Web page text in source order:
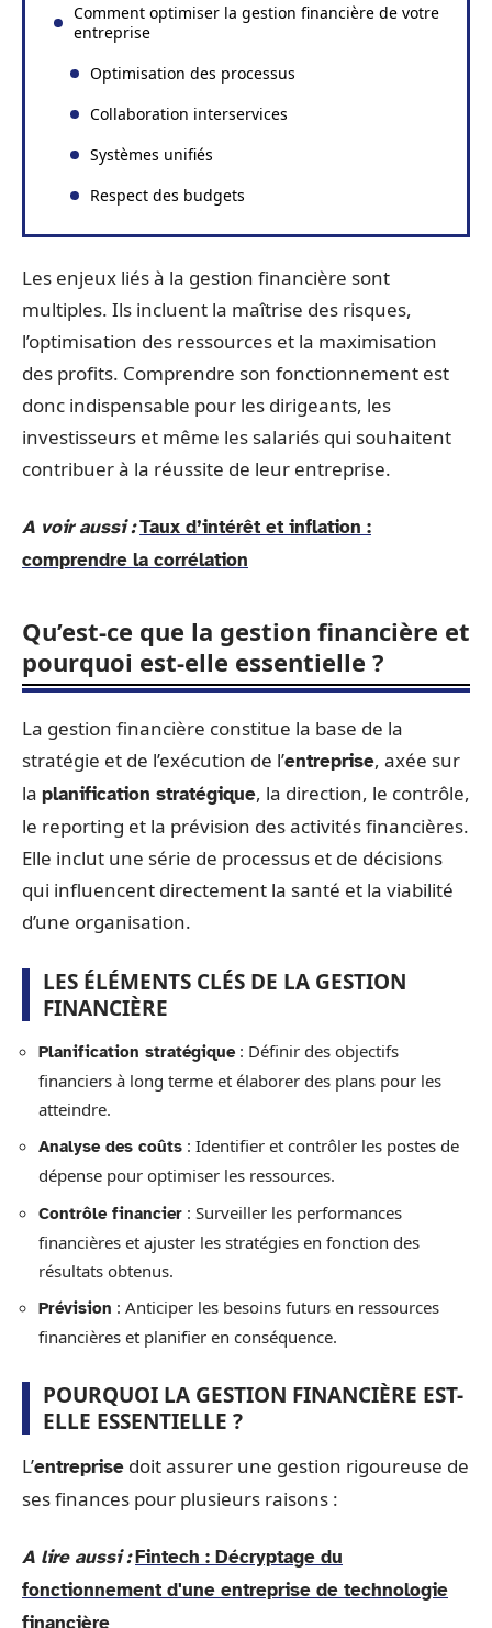
Comment optimiser la gestion financière de votre
entreprise
Optimisation des processus
Collaboration interservices
Systèmes unifiés
Respect des budgets
Les enjeux liés à la gestion financière sont
multiples. Ils incluent la maîtrise des risques,
l’optimisation des ressources et la maximisation
des profits. Comprendre son fonctionnement est
donc indispensable pour les dirigeants, les
investisseurs et même les salariés qui souhaitent
contribuer à la réussite de leur entreprise.
A voir aussi :Taux d’intérêt et inflation :
comprendre la corrélation
Qu’est-ce que la gestion financière et
pourquoi est-elle essentielle ?
La gestion financière constitue la base de la
stratégie et de l’exécution de l’entreprise, axée sur
la planification stratégique, la direction, le contrôle,
le reporting et la prévision des activités financières.
Elle inclut une série de processus et de décisions
qui influencent directement la santé et la viabilité
d’une organisation.
LES ÉLÉMENTS CLÉS DE LA GESTION
FINANCIÈRE
Planification stratégique: Définir des objectifs
financiers à long terme et élaborer des plans pour les
atteindre.
Analyse des coûts : Identifier et contrôler les postes de
dépense pour optimiser les ressources.
Contrôle financier : Surveiller les performances
financières et ajuster les stratégies en fonction des
résultats obtenus.
Prévision : Anticiper les besoins futurs en ressources
financières et planifier en conséquence.
POURQUOI LA GESTION FINANCIÈRE EST-
ELLE ESSENTIELLE ?
L’entreprise doit assurer une gestion rigoureuse de
ses finances pour plusieurs raisons :
A lire aussi :Fintech : Décryptage du
fonctionnement d'une entreprise de technologie
financière